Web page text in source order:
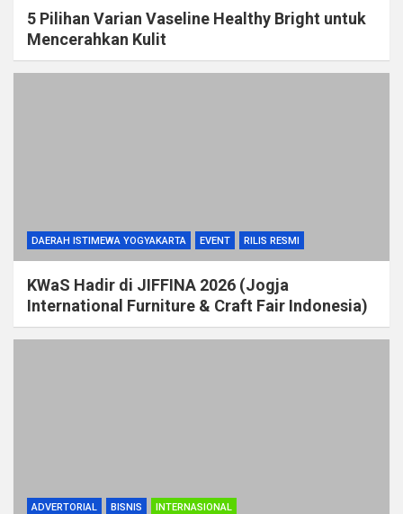
5 Pilihan Varian Vaseline Healthy Bright untuk
Mencerahkan Kulit
DAERAH ISTIMEWA YOGYAKARTA EVENT RILIS RESMI
KWaS Hadir di JIFFINA 2026 (Jogja
International Furniture & Craft Fair Indonesia)
ADVERTORIAL BISNIS INTERNASIONAL